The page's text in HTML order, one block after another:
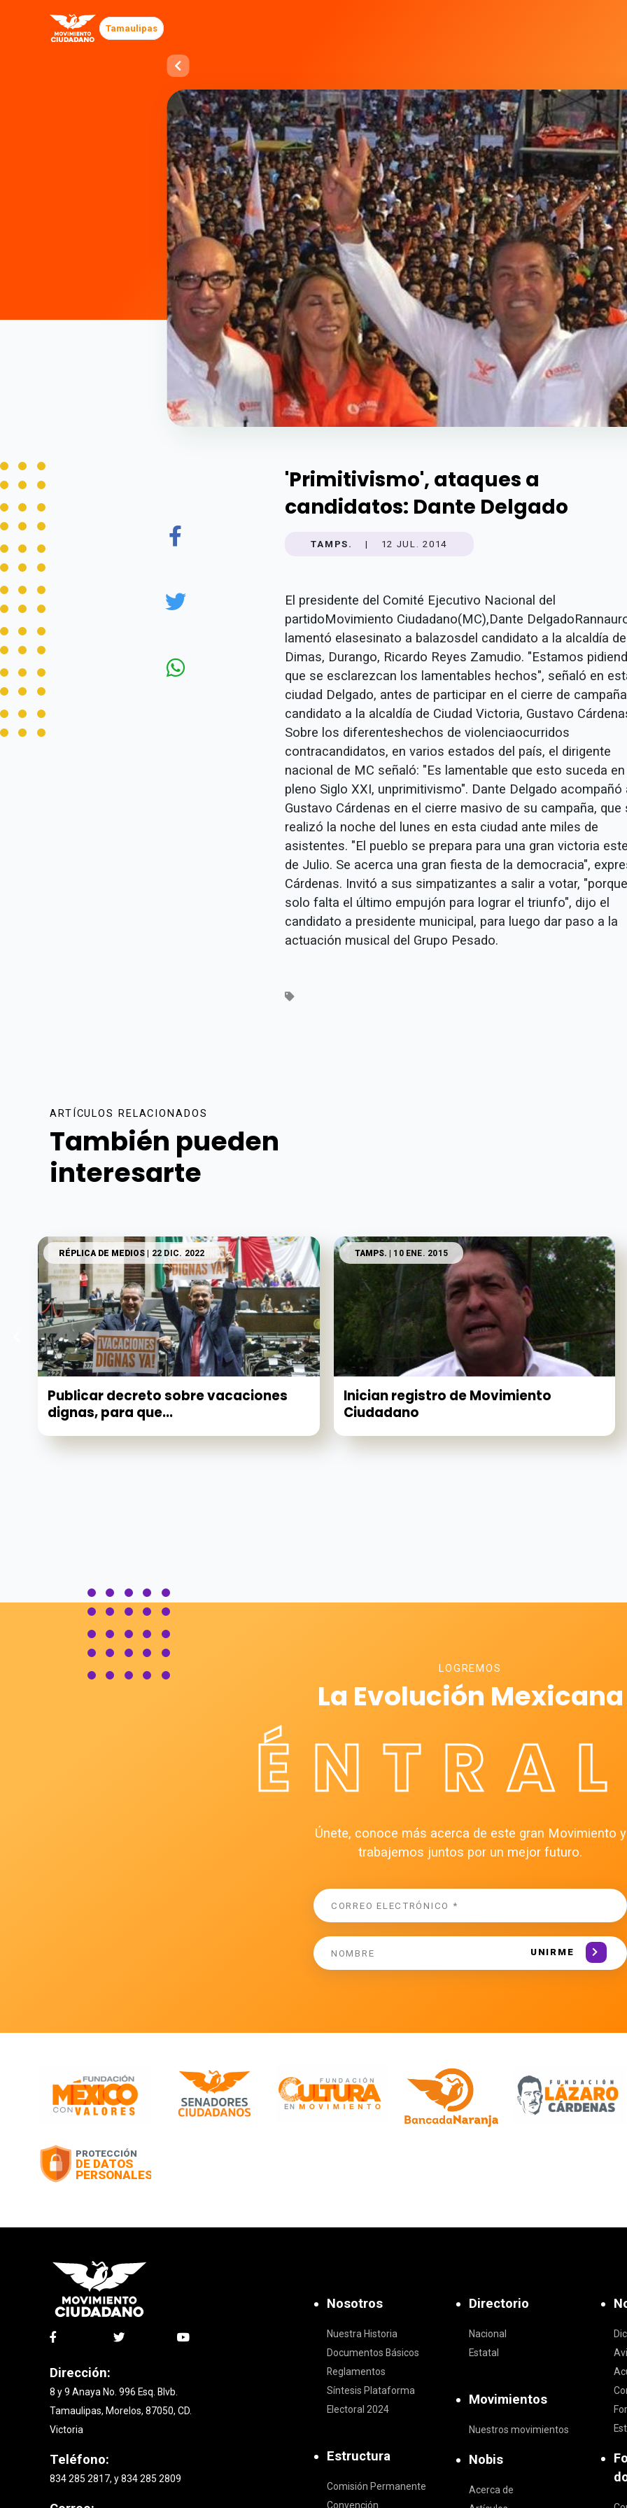
Tamaulipas
'Primitivismo', ataques a
candidatos: Dante Delgado
TAMPS. | 12 JUL. 2014
El presidente del Comité Ejecutivo Nacional del
partidoMovimiento Ciudadano(MC),Dante
lamentó elasesinato a balazosdel candidato a la alcaldía
Dimas, Durango, Ricardo Reyes Zamudio. "Estamos
que se esclarezcan los lamentables hechos", señaló en
ciudad Delgado, antes de participar en el cierre de
candidato a la alcaldía de Ciudad Victoria, Gustavo
Sobre los diferenteshechos de violenciaocurridos
contracandidatos, en varios estados del país, el dirigente
nacional de MC señaló: "Es lamentable que esto suceda en
pleno Siglo XXI, unprimitivismo". Dante Delgado acompañó
Gustavo Cárdenas en el cierre masivo de su campaña, que
realizó la noche del lunes en esta ciudad ante miles de
asistentes. "El pueblo se prepara para una gran victoria
de Julio. Se acerca una gran fiesta de la democracia",
Cárdenas. Invitó a sus simpatizantes a salir a votar,
solo falta el último empujón para lograr el triunfo", dijo el
candidato a presidente municipal, para luego dar paso a la
actuación musical del Grupo Pesado.
ARTÍCULOS RELACIONADOS
También pueden
interesarte
RÉPLICA DE MEDIOS | 22 DIC. 2022
Publicar decreto sobre vacaciones
dignas, para que...
TAMPS. | 10 ENE. 2015
Inician registro de Movimiento
Ciudadano
LOGREMOS
La Evolución Mexicana
Únete, conoce más acerca de este gran Movimiento y
trabajemos juntos por un mejor futuro.
UNIRME
Dirección:
8 y 9 Anaya No. 996 Esq. Blvb.
Tamaulipas, Morelos, 87050, CD.
Victoria
Teléfono:
834 285 2817, y 834 285 2809
Nosotros
Nuestra Historia
Documentos Básicos
Reglamentos
Síntesis Plataforma
Electoral 2024
Estructura
Comisión Permanente
Convención
Directorio
Nacional
Estatal
Movimientos
Nuestros movimientos
Nobis
Acerca de